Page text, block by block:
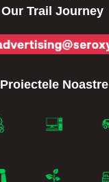
Our Trail Journey
Proiectele Noastre